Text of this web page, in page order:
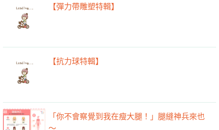
【彈力帶雕塑特輯】
【抗力球特輯】
「你不會察覺到我在瘦大腿！」腿縫神兵來也
～